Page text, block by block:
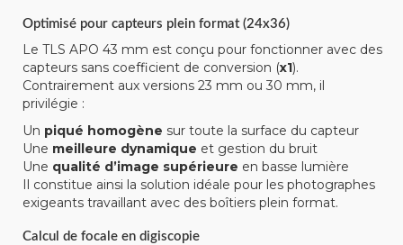
Optimisé pour capteurs plein format (24x36)
Le TLS APO 43 mm est conçu pour fonctionner avec des
capteurs sans coefficient de conversion (x1).
Contrairement aux versions 23 mm ou 30 mm, il
privilégie :
Un piqué homogène sur toute la surface du capteur
Une meilleure dynamique et gestion du bruit
Une qualité d’image supérieure en basse lumière
Il constitue ainsi la solution idéale pour les photographes
exigeants travaillant avec des boîtiers plein format.
Calcul de focale en digiscopie